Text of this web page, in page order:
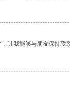
让我能够与朋友保持联